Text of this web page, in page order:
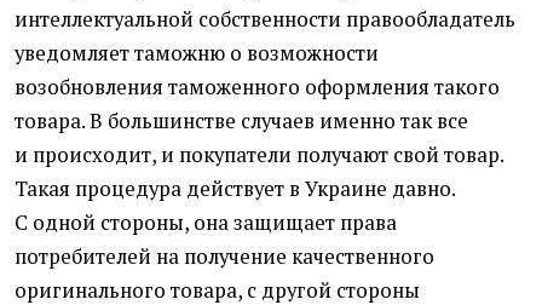
интеллектуальной собственности правообладатель
уведомляет таможню о возможности
возобновления таможенного оформления такого
товара. В большинстве случаев именно так все
и происходит, и покупатели получают свой товар.
Такая процедура действует в Украине давно.
С одной стороны, она защищает права
потребителей на получение качественного
оригинального товара, с другой стороны